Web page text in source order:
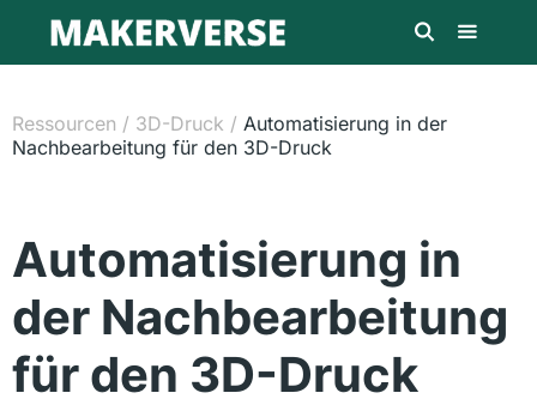
Ressourcen / 3D-Druck / Automatisierung in der
Nachbearbeitung für den 3D-Druck
Automatisierung in
der Nachbearbeitung
für den 3D-Druck